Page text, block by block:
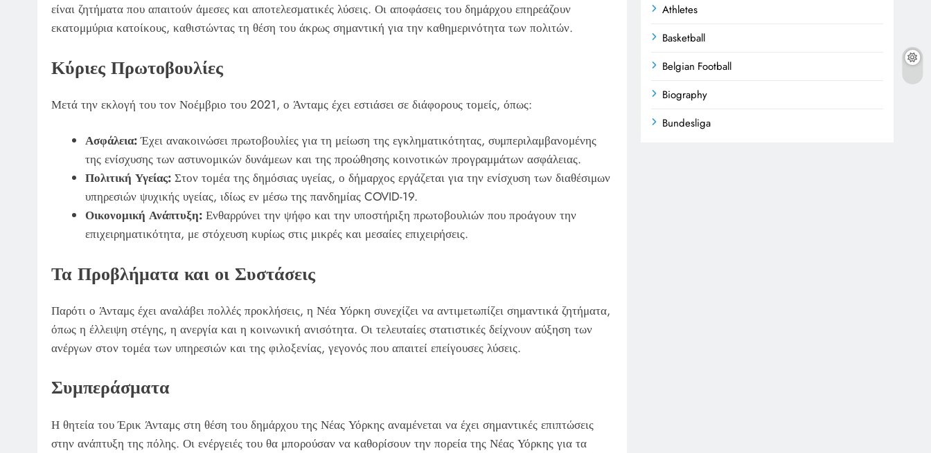
είναι ζητήματα που απαιτούν άμεσες και αποτελεσματικές λύσεις. Οι αποφάσεις του δημάρχου επηρεάζουν
εκατομμύρια κατοίκους, καθιστώντας τη θέση του άκρως σημαντική για την καθημερινότητα των πολιτών.
Κύριες Πρωτοβουλίες
Μετά την εκλογή του τον Νοέμβριο του 2021, ο Άνταμς έχει εστιάσει σε διάφορους τομείς, όπως:
Ασφάλεια:Έχει ανακοινώσει πρωτοβουλίες για τη μείωση της εγκληματικότητας, συμπεριλαμβανομένης
της ενίσχυσης των αστυνομικών δυνάμεων και της προώθησης κοινοτικών προγραμμάτων ασφάλειας.
Πολιτική Υγείας:Στον τομέα της δημόσιας υγείας, ο δήμαρχος εργάζεται για την ενίσχυση των διαθέσιμων
υπηρεσιών ψυχικής υγείας, ιδίως εν μέσω της πανδημίας COVID-19.
Οικονομική Ανάπτυξη:Ενθαρρύνει την ψήφο και την υποστήριξη πρωτοβουλιών που προάγουν την
επιχειρηματικότητα, με στόχευση κυρίως στις μικρές και μεσαίες επιχειρήσεις.
Τα Προβλήματα και οι Συστάσεις
Παρότι ο Άνταμς έχει αναλάβει πολλές προκλήσεις, η Νέα Υόρκη συνεχίζει να αντιμετωπίζει σημαντικά ζητήματα,
όπως η έλλειψη στέγης, η ανεργία και η κοινωνική ανισότητα. Οι τελευταίες στατιστικές δείχνουν αύξηση των
ανέργων στον τομέα των υπηρεσιών και της φιλοξενίας, γεγονός που απαιτεί επείγουσες λύσεις.
Συμπεράσματα
Η θητεία του Έρικ Άνταμς στη θέση του δημάρχου της Νέας Υόρκης αναμένεται να έχει σημαντικές επιπτώσεις
στην ανάπτυξη της πόλης. Οι ενέργειές του θα μπορούσαν να καθορίσουν την πορεία της Νέας Υόρκης για τα
Athletes
Basketball
Belgian Football
Biography
Bundesliga